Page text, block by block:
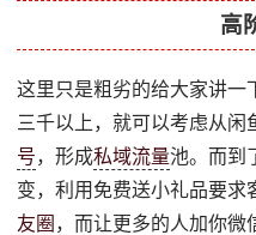
高
这里只是粗劣的给大家讲一
三千以上，就可以考虑从闲
号，形成私域流量池。而到
变，利用免费送小礼品要求
友圈 ，而让更多的人加你微